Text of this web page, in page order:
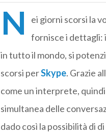
N ei giorni scorsi la
fornisce i dettagli:
in tutto il mondo, si
scorsi perSkype. Grazie
come un interprete,
simultanea delle
dado così la possibilità di